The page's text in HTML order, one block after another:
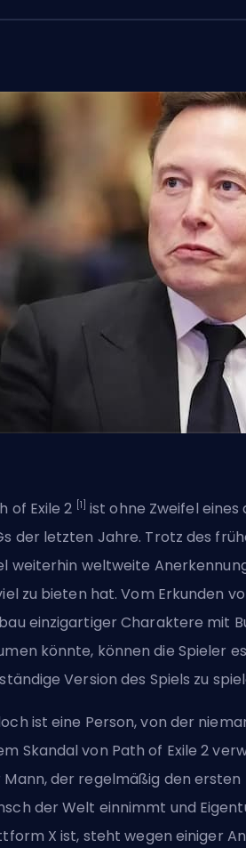
of Exile 2 [1] ist ohne Zweifel
der letzten Jahre. Trotz des
weiterhin weltweite
zu bieten hat. Vom Erkunden
einzigartiger Charaktere mit
könnte, können die Spieler
Version des Spiels zu
ist eine Person, von der
Skandal von Path of Exile 2
Mann, der regelmäßig den
der Welt einnimmt und
X ist, steht wegen einiger